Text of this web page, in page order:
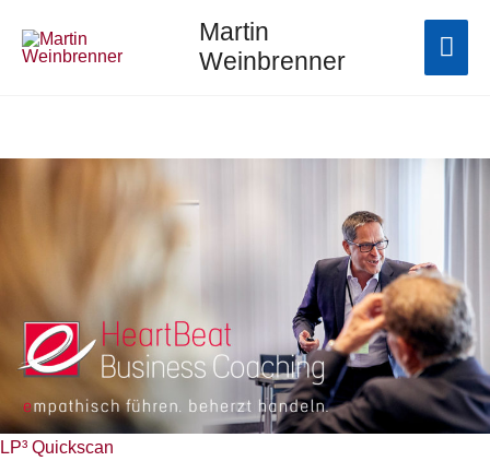
Inhalt
springen
Martin
Weinbrenner
LP³ Quickscan